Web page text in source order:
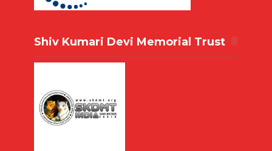
Shiv Kumari Devi Memorial Trust